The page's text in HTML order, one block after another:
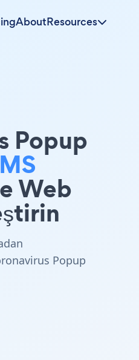
AboutResources
Popup
Web
Popup